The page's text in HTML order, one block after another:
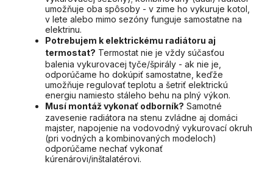
umožňuje oba spôsoby - v zime ho vykuruje kotol,
v lete alebo mimo sezóny funguje samostatne na
elektrinu.
Potrebujem k elektrickému radiátoru aj
termostat? Termostat nie je vždy súčasťou
balenia vykurovacej tyče/špirály - ak nie je,
odporúčame ho dokúpiť samostatne, keďže
umožňuje regulovať teplotu a šetriť elektrickú
energiu namiesto stáleho behu na plný výkon.
Musí montáž vykonať odborník? Samotné
zavesenie radiátora na stenu zvládne aj domáci
majster, napojenie na vodovodný vykurovací okruh
(pri vodných a kombinovaných modeloch)
odporúčame nechať vykonať
kúrenárovi/inštalatérovi.